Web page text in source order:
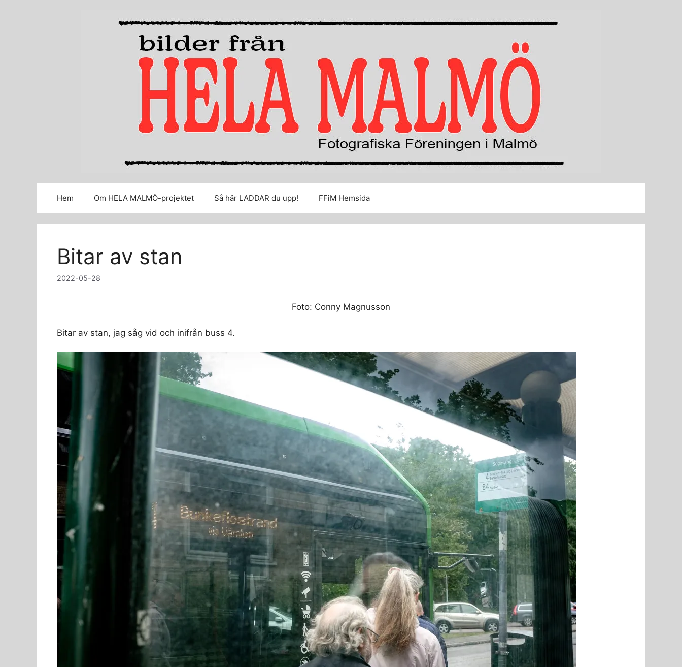
Hem Om HELA MALMÖ-projektet Så här LADDAR du upp! FFiM Hemsida
Bitar av stan
2022-05-28
Foto: Conny Magnusson
Bitar av stan, jag såg vid och inifrån buss 4.